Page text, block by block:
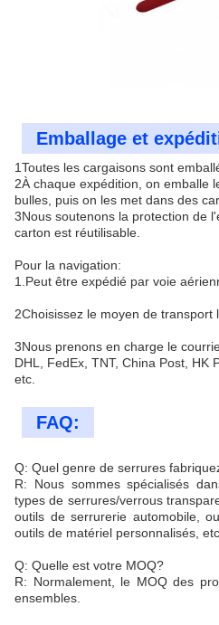
Emballage et
1Toutes les cargaisons sont
2À chaque expédition, on emballe
bulles, puis on les met dans des
3Nous soutenons la protection de
carton est réutilisable.
Pour la navigation:
1.Peut être expédié par voie
2Choisissez le moyen de transport
3Nous prenons en charge le
DHL, FedEx, TNT, China Post, HK
etc.
FAQ:
Q: Quel genre de serrures
R: Nous sommes spécialisés
types de serrures/verrous
outils de serrurerie automobile,
outils de matériel personnalisés, etc.
Q: Quelle est votre MOQ?
R: Normalement, le MOQ des
ensembles.